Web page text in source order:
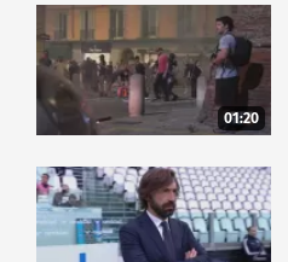
01:20